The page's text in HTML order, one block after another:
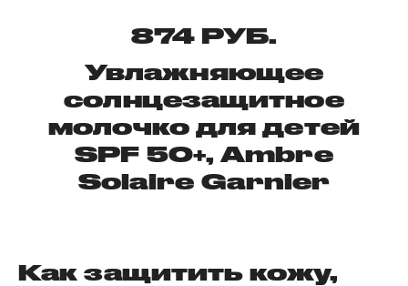
874 РУБ.
Увлажняющее
солнцезащитное
молочко для детей
SPF 50+, Ambre
Solaire Garnier
Как защитить кожу,